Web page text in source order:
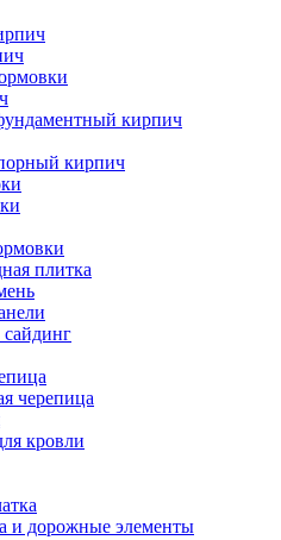
кирпич
кирпич
плитка
черепица
кровли
и дорожные элементы